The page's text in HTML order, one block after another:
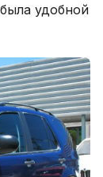
удобной